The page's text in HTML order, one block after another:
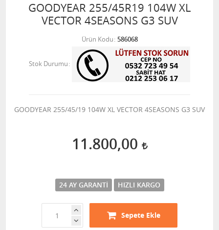
GOODYEAR 255/45R19 104W XL
VECTOR 4SEASONS G3 SUV
Ürün Kodu 586068
Stok Durumu
GOODYEAR 255/45/19 104W XL VECTOR 4SEASONS G3 SUV
11.800,00
24 AY GARANTI HIZLI KARGO
Sepete Ekle